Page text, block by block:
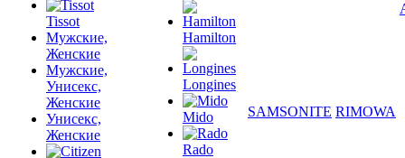
Tissot
Мужские,
Женские
Мужские,
Унисекс,
Женские
Унисекс,
Женские
Hamilton
Longines
Mido
Rado
SAMSONITE RIMOWA